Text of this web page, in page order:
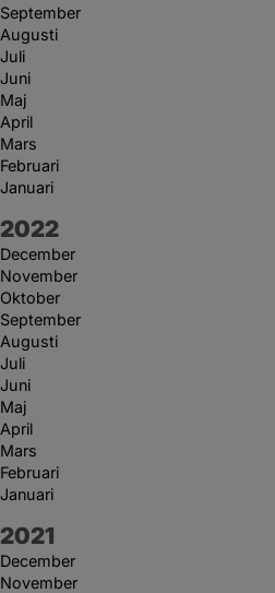
September
Augusti
Juli
Juni
Maj
April
Mars
Februari
Januari
År:
2022
December
November
Oktober
September
Augusti
Juli
Juni
Maj
April
Mars
Februari
Januari
År:
2021
December
November